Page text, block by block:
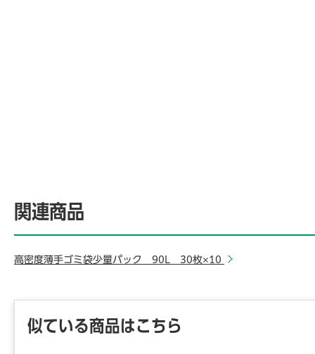
関連商品
高密度薄手ゴミ袋少量パック 90L 30枚×10
似ている商品はこちら